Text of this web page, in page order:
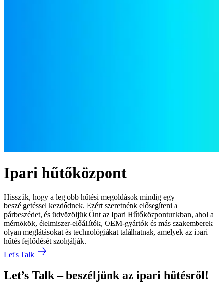
Ipari hűtőközpont
Hisszük, hogy a legjobb hűtési megoldások mindig egy
beszélgetéssel kezdődnek. Ezért szeretnénk elősegíteni a
párbeszédet, és üdvözöljük Önt az Ipari Hűtőközpontunkban, ahol a
mérnökök, élelmiszer-előállítók, OEM-gyártók és más szakemberek
olyan meglátásokat és technológiákat találhatnak, amelyek az ipari
hűtés fejlődését szolgálják.
Let's Talk
Let’s Talk – beszéljünk az ipari hűtésről!